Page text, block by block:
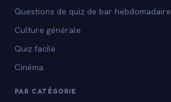
Questions de quiz de bar hebdomadaire
Culture générale
Quiz facile
Cinéma
PAR CATÉGORIE